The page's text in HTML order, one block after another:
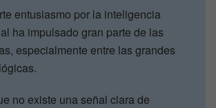
entusiasmo por la inteligencia
ha impulsado gran parte de las
especialmente entre las grandes
no existe una señal clara de